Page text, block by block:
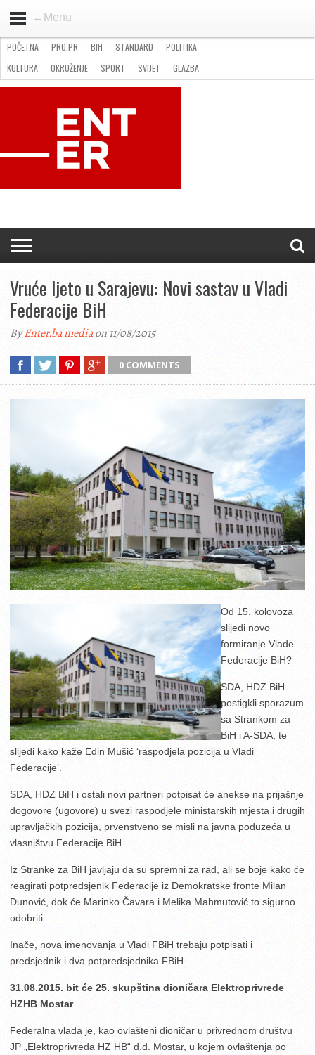
←Menu
STANDARD
GOSPODARSTVO
OKRUŽENJE
POČETNA PRO.PR BIH STANDARD
POLITIKA
KULTURA
OKRUŽENJE SPORT SVIJET
GLAZBA
NATJEČAJI
FILMING LOCATION IN BH KONTAKT
Vruće ljeto u Sarajevu: Novi sastav u Vladi
Federacije BiH
ByEnter.ba mediaon 11/08/2015
0 COMMENTS
Od 15. kolovoza
slijedi novo
formiranje Vlade
Federacije BiH?
SDA, HDZ BiH
postigkli sporazum
sa Strankom za
BiH i A-SDA, te
slijedi kako kaže Edin Mušić ‘raspodjela pozicija u Vladi
Federacije’.
SDA, HDZ BiH i ostali novi partneri potpisat će anekse na prijašnje
dogovore (ugovore) u svezi raspodjele ministarskih mjesta i drugih
upravljačkih pozicija, prvenstveno se misli na javna poduzeća u
vlasništvu Federacije BiH.
Iz Stranke za BiH javljaju da su spremni za rad, ali se boje kako će
reagirati potpredsjenik Federacije iz Demokratske fronte Milan
Dunović, dok će Marinko Čavara i Melika Mahmutović to sigurno
odobriti.
Inače, nova imenovanja u Vladi FBiH trebaju potpisati i
predsjednik i dva potpredsjednika FBiH.
31.08.2015. bit će 25. skupština dioničara Elektroprivrede
HZHB Mostar
Federalna vlada je, kao ovlašteni dioničar u privrednom društvu
JP „Elektroprivreda HZ HB“ d.d. Mostar, u kojem ovlaštenja po